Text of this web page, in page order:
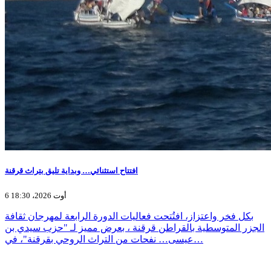
افتتاح استثنائي… وبداية تليق بتراث قرقنة
6 أوت 2026، 18:30
بكل فخر واعتزاز، افتُتحت فعاليات الدورة الرابعة لمهرجان ثقافة
الجزر المتوسطية بالقراطن قرقنة ، بعرض مميز لـ "حزب سيدي بن
عيسى… نفحات من التراث الروحي بقرقنة"، في…